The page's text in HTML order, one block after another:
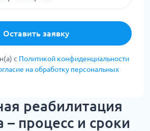
Оставить заявку
с Политикой конфиденциальности
на обработку персональных
реабилитация
– процесс и сроки